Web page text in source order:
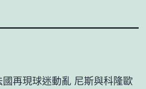
再現球迷動亂 尼斯與科隆歐